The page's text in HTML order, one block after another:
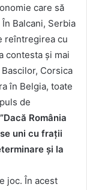
care să
Balcani, Serbia
reîntregirea cu
contesta și mai
Corsica
în Belgia, toate
de
România
uni cu frații
și la
joc. În acest